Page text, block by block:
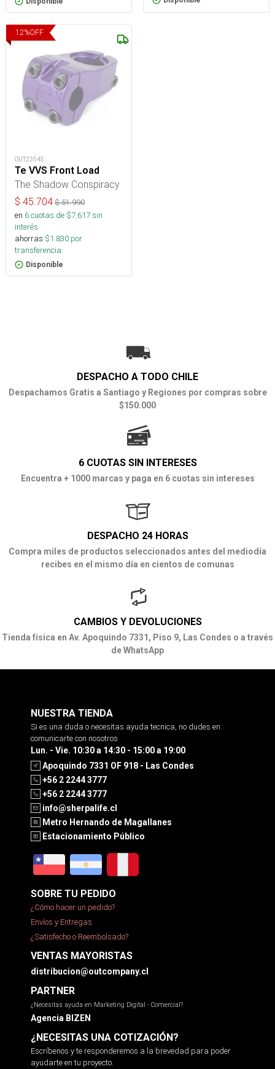
12%OFF
OUT23545
Te VVS Front Load
The Shadow Conspiracy
$ 45.704 $51.990
en 6cuotas de $7.617sin
interés
ahorras $1.830 por
transferencia.
Disponible
DESPACHO A TODO CHILE
Despachamos Gratis a Santiago y Regiones por compras sobre
$150.000
6 CUOTAS SIN INTERESES
Encuentra + 1000 marcas y paga en 6 cuotas sin intereses
DESPACHO 24 HORAS
Compra miles de productos seleccionados antes del mediodía
recibes en el mismo día en cientos de comunas
CAMBIOS Y DEVOLUCIONES
Tienda física en Av. Apoquindo 7331, Piso 9, Las Condes o a través
de WhatsApp
NUESTRA TIENDA
Si es una duda o necesitas ayuda tecnica, no dudes en
comunicarte con nosotros
Lun. - Vie. 10:30 a 14:30 - 15:00 a 19:00
Apoquindo 7331 OF 918 - Las Condes
+56 2 2244 3777
+56 2 2244 3777
info@sherpalife.cl
Metro Hernando de Magallanes
Estacionamiento Público
SOBRE TU PEDIDO
¿Cómo hacer un pedido?
Envíos y Entregas
¿Satisfecho o Reembolsado?
VENTAS MAYORISTAS
distribucion@outcompany.cl
PARTNER
¿Necesitas ayuda en Marketing Digital - Comercial?
Agencia BIZEN
¿NECESITAS UNA COTIZACIÓN?
Escríbenos y te responderemos a la brevedad para poder
ayudarte en tu proyecto.